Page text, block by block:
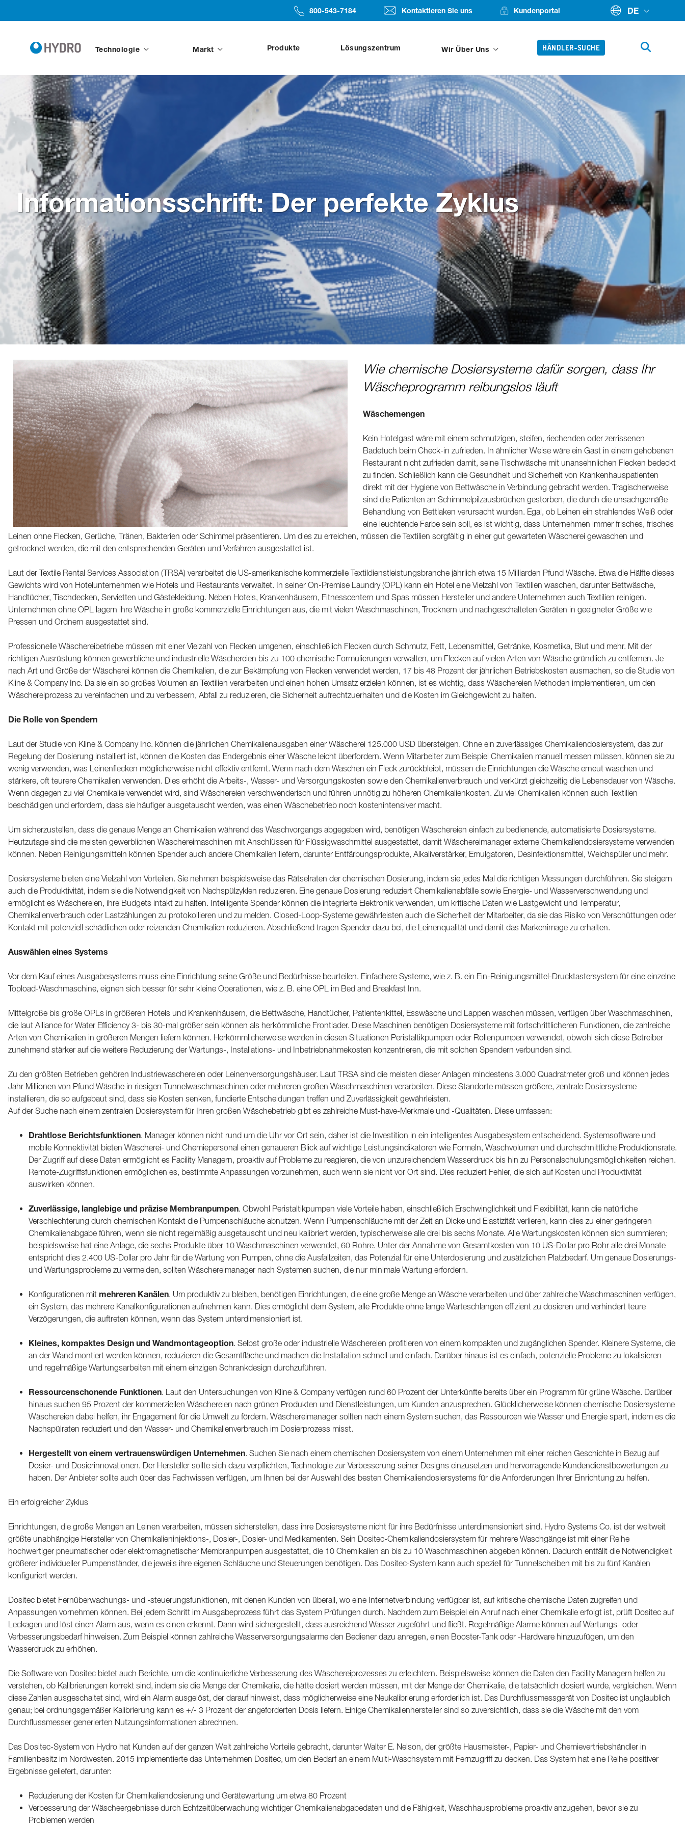
​​​​800-543-7184 Kontaktieren Sie uns Kundenportal DE
Technologie Markt Produkte Lösungszentrum Wir Über Uns HÄNDLER-SUCHE
Informationsschrift: Der perfekte Zyklus
Wie chemische Dosiersysteme dafür sorgen, dass Ihr
Wäscheprogramm reibungslos läuft
Wäschemengen
Kein Hotelgast wäre mit einem schmutzigen, steifen, riechenden oder zerrissenen
Badetuch beim Check-in zufrieden. In ähnlicher Weise wäre ein Gast in einem gehobenen
Restaurant nicht zufrieden damit, seine Tischwäsche mit unansehnlichen Flecken bedeckt
zu finden. Schließlich kann die Gesundheit und Sicherheit von Krankenhauspatienten
direkt mit der Hygiene von Bettwäsche in Verbindung gebracht werden. Tragischerweise
sind die Patienten an Schimmelpilzausbrüchen gestorben, die durch die unsachgemäße
Behandlung von Bettlaken verursacht wurden. Egal, ob Leinen ein strahlendes Weiß oder
eine leuchtende Farbe sein soll, es ist wichtig, dass Unternehmen immer frisches, frisches
Leinen ohne Flecken, Gerüche, Tränen, Bakterien oder Schimmel präsentieren. Um dies zu erreichen, müssen die Textilien sorgfältig in einer gut gewarteten Wäscherei gewaschen und
getrocknet werden, die mit den entsprechenden Geräten und Verfahren ausgestattet ist.
Laut der Textile Rental Services Association (TRSA) verarbeitet die US-amerikanische kommerzielle Textildienstleistungsbranche jährlich etwa 15 Milliarden Pfund Wäsche. Etwa die Hälfte dieses
Gewichts wird von Hotelunternehmen wie Hotels und Restaurants verwaltet. In seiner On-Premise Laundry (OPL) kann ein Hotel eine Vielzahl von Textilien waschen, darunter Bettwäsche,
Handtücher, Tischdecken, Servietten und Gästekleidung. Neben Hotels, Krankenhäusern, Fitnesscentern und Spas müssen Hersteller und andere Unternehmen auch Textilien reinigen.
Unternehmen ohne OPL lagern ihre Wäsche in große kommerzielle Einrichtungen aus, die mit vielen Waschmaschinen, Trocknern und nachgeschalteten Geräten in geeigneter Größe wie
Pressen und Ordnern ausgestattet sind.
Professionelle Wäschereibetriebe müssen mit einer Vielzahl von Flecken umgehen, einschließlich Flecken durch Schmutz, Fett, Lebensmittel, Getränke, Kosmetika, Blut und mehr. Mit der
richtigen Ausrüstung können gewerbliche und industrielle Wäschereien bis zu 100 chemische Formulierungen verwalten, um Flecken auf vielen Arten von Wäsche gründlich zu entfernen. Je
nach Art und Größe der Wäscherei können die Chemikalien, die zur Bekämpfung von Flecken verwendet werden, 17 bis 48 Prozent der jährlichen Betriebskosten ausmachen, so die Studie von
Kline & Company Inc. Da sie ein so großes Volumen an Textilien verarbeiten und einen hohen Umsatz erzielen können, ist es wichtig, dass Wäschereien Methoden implementieren, um den
Wäschereiprozess zu vereinfachen und zu verbessern, Abfall zu reduzieren, die Sicherheit aufrechtzuerhalten und die Kosten im Gleichgewicht zu halten.
Die Rolle von Spendern
Laut der Studie von Kline & Company Inc. können die jährlichen Chemikalienausgaben einer Wäscherei 125.000 USD übersteigen. Ohne ein zuverlässiges Chemikaliendosiersystem, das zur
Regelung der Dosierung installiert ist, können die Kosten das Endergebnis einer Wäsche leicht überfordern. Wenn Mitarbeiter zum Beispiel Chemikalien manuell messen müssen, können sie zu
wenig verwenden, was Leinenflecken möglicherweise nicht effektiv entfernt. Wenn nach dem Waschen ein Fleck zurückbleibt, müssen die Einrichtungen die Wäsche erneut waschen und
stärkere, oft teurere Chemikalien verwenden. Dies erhöht die Arbeits-, Wasser- und Versorgungskosten sowie den Chemikalienverbrauch und verkürzt gleichzeitig die Lebensdauer von Wäsche.
Wenn dagegen zu viel Chemikalie verwendet wird, sind Wäschereien verschwenderisch und führen unnötig zu höheren Chemikalienkosten. Zu viel Chemikalien können auch Textilien
beschädigen und erfordern, dass sie häufiger ausgetauscht werden, was einen Wäschebetrieb noch kostenintensiver macht.
Um sicherzustellen, dass die genaue Menge an Chemikalien während des Waschvorgangs abgegeben wird, benötigen Wäschereien einfach zu bedienende, automatisierte Dosiersysteme.
Heutzutage sind die meisten gewerblichen Wäschereimaschinen mit Anschlüssen für Flüssigwaschmittel ausgestattet, damit Wäschereimanager externe Chemikaliendosiersysteme verwenden
können. Neben Reinigungsmitteln können Spender auch andere Chemikalien liefern, darunter Entfärbungsprodukte, Alkaliverstärker, Emulgatoren, Desinfektionsmittel, Weichspüler und mehr.
Dosiersysteme bieten eine Vielzahl von Vorteilen. Sie nehmen beispielsweise das Rätselraten der chemischen Dosierung, indem sie jedes Mal die richtigen Messungen durchführen. Sie steigern
auch die Produktivität, indem sie die Notwendigkeit von Nachspülzyklen reduzieren. Eine genaue Dosierung reduziert Chemikalienabfälle sowie Energie- und Wasserverschwendung und
ermöglicht es Wäschereien, ihre Budgets intakt zu halten. Intelligente Spender können die integrierte Elektronik verwenden, um kritische Daten wie Lastgewicht und Temperatur,
Chemikalienverbrauch oder Lastzählungen zu protokollieren und zu melden. Closed-Loop-Systeme gewährleisten auch die Sicherheit der Mitarbeiter, da sie das Risiko von Verschüttungen oder
Kontakt mit potenziell schädlichen oder reizenden Chemikalien reduzieren. Abschließend tragen Spender dazu bei, die Leinenqualität und damit das Markenimage zu erhalten.
Auswählen eines Systems
Vor dem Kauf eines Ausgabesystems muss eine Einrichtung seine Größe und Bedürfnisse beurteilen. Einfachere Systeme, wie z. B. ein Ein-Reinigungsmittel-Drucktastersystem für eine einzelne
Topload-Waschmaschine, eignen sich besser für sehr kleine Operationen, wie z. B. eine OPL im Bed and Breakfast Inn.
Mittelgroße bis große OPLs in größeren Hotels und Krankenhäusern, die Bettwäsche, Handtücher, Patientenkittel, Esswäsche und Lappen waschen müssen, verfügen über Waschmaschinen,
die laut Alliance for Water Efficiency 3- bis 30-mal größer sein können als herkömmliche Frontlader. Diese Maschinen benötigen Dosiersysteme mit fortschrittlicheren Funktionen, die zahlreiche
Arten von Chemikalien in größeren Mengen liefern können. Herkömmlicherweise werden in diesen Situationen Peristaltikpumpen oder Rollenpumpen verwendet, obwohl sich diese Betreiber
zunehmend stärker auf die weitere Reduzierung der Wartungs-, Installations- und Inbetriebnahmekosten konzentrieren, die mit solchen Spendern verbunden sind.
Zu den größten Betrieben gehören Industriewaschereien oder Leinenversorgungshäuser. Laut TRSA sind die meisten dieser Anlagen mindestens 3.000 Quadratmeter groß und können jedes
Jahr Millionen von Pfund Wäsche in riesigen Tunnelwaschmaschinen oder mehreren großen Waschmaschinen verarbeiten. Diese Standorte müssen größere, zentrale Dosiersysteme
installieren, die so aufgebaut sind, dass sie Kosten senken, fundierte Entscheidungen treffen und Zuverlässigkeit gewährleisten.
Auf der Suche nach einem zentralen Dosiersystem für Ihren großen Wäschebetrieb gibt es zahlreiche Must-have-Merkmale und -Qualitäten. Diese umfassen:
Drahtlose Berichtsfunktionen. Manager können nicht rund um die Uhr vor Ort sein, daher ist die Investition in ein intelligentes Ausgabesystem entscheidend. Systemsoftware und
mobile Konnektivität bieten Wäscherei- und Chemiepersonal einen genaueren Blick auf wichtige Leistungsindikatoren wie Formeln, Waschvolumen und durchschnittliche Produktionsrate.
Der Zugriff auf diese Daten ermöglicht es Facility Managern, proaktiv auf Probleme zu reagieren, die von unzureichendem Wasserdruck bis hin zu Personalschulungsmöglichkeiten reichen.
Remote-Zugriffsfunktionen ermöglichen es, bestimmte Anpassungen vorzunehmen, auch wenn sie nicht vor Ort sind. Dies reduziert Fehler, die sich auf Kosten und Produktivität
auswirken können.
Zuverlässige, langlebige und präzise Membranpumpen. Obwohl Peristaltikpumpen viele Vorteile haben, einschließlich Erschwinglichkeit und Flexibilität, kann die natürliche
Verschlechterung durch chemischen Kontakt die Pumpenschläuche abnutzen. Wenn Pumpenschläuche mit der Zeit an Dicke und Elastizität verlieren, kann dies zu einer geringeren
Chemikalienabgabe führen, wenn sie nicht regelmäßig ausgetauscht und neu kalibriert werden, typischerweise alle drei bis sechs Monate. Alle Wartungskosten können sich summieren;
beispielsweise hat eine Anlage, die sechs Produkte über 10 Waschmaschinen verwendet, 60 Rohre. Unter der Annahme von Gesamtkosten von 10 US-Dollar pro Rohr alle drei Monate
entspricht dies 2.400 US-Dollar pro Jahr für die Wartung von Pumpen, ohne die Ausfallzeiten, das Potenzial für eine Unterdosierung und zusätzlichen Platzbedarf. Um genaue Dosierungs-
und Wartungsprobleme zu vermeiden, sollten Wäschereimanager nach Systemen suchen, die nur minimale Wartung erfordern.
Konfigurationen mit mehreren Kanälen. Um produktiv zu bleiben, benötigen Einrichtungen, die eine große Menge an Wäsche verarbeiten und über zahlreiche Waschmaschinen verfügen,
ein System, das mehrere Kanalkonfigurationen aufnehmen kann. Dies ermöglicht dem System, alle Produkte ohne lange Warteschlangen effizient zu dosieren und verhindert teure
Verzögerungen, die auftreten können, wenn das System unterdimensioniert ist.
Kleines, kompaktes Design und Wandmontageoption. Selbst große oder industrielle Wäschereien profitieren von einem kompakten und zugänglichen Spender. Kleinere Systeme, die
an der Wand montiert werden können, reduzieren die Gesamtfläche und machen die Installation schnell und einfach. Darüber hinaus ist es einfach, potenzielle Probleme zu lokalisieren
und regelmäßige Wartungsarbeiten mit einem einzigen Schrankdesign durchzuführen.
Ressourcenschonende Funktionen. Laut den Untersuchungen von Kline & Company verfügen rund 60 Prozent der Unterkünfte bereits über ein Programm für grüne Wäsche. Darüber
hinaus suchen 95 Prozent der kommerziellen Wäschereien nach grünen Produkten und Dienstleistungen, um Kunden anzusprechen. Glücklicherweise können chemische Dosiersysteme
Wäschereien dabei helfen, ihr Engagement für die Umwelt zu fördern. Wäschereimanager sollten nach einem System suchen, das Ressourcen wie Wasser und Energie spart, indem es die
Nachspülraten reduziert und den Wasser- und Chemikalienverbrauch im Dosierprozess misst.
Hergestellt von einem vertrauenswürdigen Unternehmen. Suchen Sie nach einem chemischen Dosiersystem von einem Unternehmen mit einer reichen Geschichte in Bezug auf
Dosier- und Dosierinnovationen. Der Hersteller sollte sich dazu verpflichten, Technologie zur Verbesserung seiner Designs einzusetzen und hervorragende Kundendienstbewertungen zu
haben. Der Anbieter sollte auch über das Fachwissen verfügen, um Ihnen bei der Auswahl des besten Chemikaliendosiersystems für die Anforderungen Ihrer Einrichtung zu helfen.
Ein erfolgreicher Zyklus
Einrichtungen, die große Mengen an Leinen verarbeiten, müssen sicherstellen, dass ihre Dosiersysteme nicht für ihre Bedürfnisse unterdimensioniert sind. Hydro Systems Co. ist der weltweit
größte unabhängige Hersteller von Chemikalieninjektions-, Dosier-, Dosier- und Medikamenten. Sein Dositec-Chemikaliendosiersystem für mehrere Waschgänge ist mit einer Reihe
hochwertiger pneumatischer oder elektromagnetischer Membranpumpen ausgestattet, die 10 Chemikalien an bis zu 10 Waschmaschinen abgeben können. Dadurch entfällt die Notwendigkeit
größerer individueller Pumpenständer, die jeweils ihre eigenen Schläuche und Steuerungen benötigen. Das Dositec-System kann auch speziell für Tunnelscheiben mit bis zu fünf Kanälen
konfiguriert werden.
Dositec bietet Fernüberwachungs- und -steuerungsfunktionen, mit denen Kunden von überall, wo eine Internetverbindung verfügbar ist, auf kritische chemische Daten zugreifen und
Anpassungen vornehmen können. Bei jedem Schritt im Ausgabeprozess führt das System Prüfungen durch. Nachdem zum Beispiel ein Anruf nach einer Chemikalie erfolgt ist, prüft Dositec auf
Leckagen und löst einen Alarm aus, wenn es einen erkennt. Dann wird sichergestellt, dass ausreichend Wasser zugeführt und fließt. Regelmäßige Alarme können auf Wartungs- oder
Verbesserungsbedarf hinweisen. Zum Beispiel können zahlreiche Wasserversorgungsalarme den Bediener dazu anregen, einen Booster-Tank oder -Hardware hinzuzufügen, um den
Wasserdruck zu erhöhen.
Die Software von Dositec bietet auch Berichte, um die kontinuierliche Verbesserung des Wäschereiprozesses zu erleichtern. Beispielsweise können die Daten den Facility Managern helfen zu
verstehen, ob Kalibrierungen korrekt sind, indem sie die Menge der Chemikalie, die hätte dosiert werden müssen, mit der Menge der Chemikalie, die tatsächlich dosiert wurde, vergleichen. Wenn
diese Zahlen ausgeschaltet sind, wird ein Alarm ausgelöst, der darauf hinweist, dass möglicherweise eine Neukalibrierung erforderlich ist. Das Durchflussmessgerät von Dositec ist unglaublich
genau; bei ordnungsgemäßer Kalibrierung kann es +/- 3 Prozent der angeforderten Dosis liefern. Einige Chemikalienhersteller sind so zuversichtlich, dass sie die Wäsche mit den vom
Durchflussmesser generierten Nutzungsinformationen abrechnen.
Das Dositec-System von Hydro hat Kunden auf der ganzen Welt zahlreiche Vorteile gebracht, darunter Walter E. Nelson, der größte Hausmeister-, Papier- und Chemievertriebshändler in
Familienbesitz im Nordwesten. 2015 implementierte das Unternehmen Dositec, um den Bedarf an einem Multi-Waschsystem mit Fernzugriff zu decken. Das System hat eine Reihe positiver
Ergebnisse geliefert, darunter:
Reduzierung der Kosten für Chemikaliendosierung und Gerätewartung um etwa 80 Prozent
Verbesserung der Wäscheergebnisse durch Echtzeitüberwachung wichtiger Chemikalienabgabedaten und die Fähigkeit, Waschhausprobleme proaktiv anzugehen, bevor sie zu
Problemen werden